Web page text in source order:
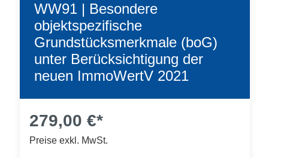
WW91 | Besondere
objektspezifische
Grundstücksmerkmale (boG)
unter Berücksichtigung der
neuen ImmoWertV 2021
279,00 €*
Preise exkl. MwSt.